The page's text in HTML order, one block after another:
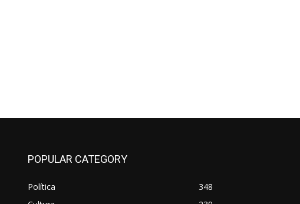
POPULAR CATEGORY
Política
348